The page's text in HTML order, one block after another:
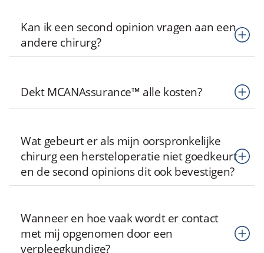
Kan ik een second opinion vragen aan een
andere chirurg?
gegeven door chirurgen die een contract hebben met MCAN.
U bent vrij om zelfstandig een chirurg naar keuze te
Dekt MCANAssurance™ alle kosten?
dekkingslimieten. Meer informatie vindt u op onze pagina
MCANAssurance™.
Wat gebeurt er als mijn oorspronkelijke
chirurg een hersteloperatie niet goedkeurt
en de second opinions dit ook bevestigen?
beschouwd en dat er geen herziening nodig is. Het
MCANFollow-proces wordt dienovereenkomstig afgesloten.
Wanneer en hoe vaak wordt er contact
met mij opgenomen door een
verpleegkundige?